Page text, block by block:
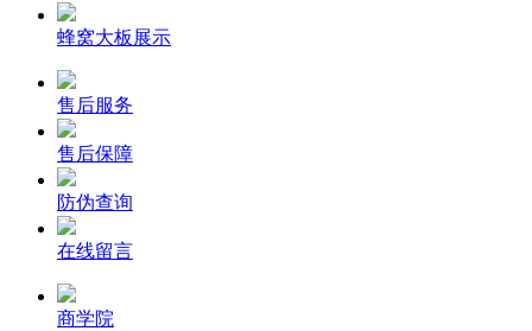
蜂窝大板展示
售后服务
售后保障
防伪查询
在线留言
商学院